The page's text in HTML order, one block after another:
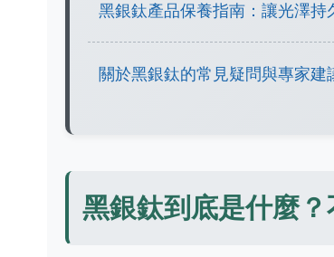
黑銀鈦產品保養指南：讓光澤持
關於黑銀鈦的常見疑問與專家建
黑銀鈦到底是什麼